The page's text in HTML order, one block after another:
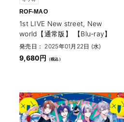
ROF-MAO
1st LIVE New street, New
world【通常版】 【Blu-ray】
発売日： 2025年01月22日 (水)
9,680円